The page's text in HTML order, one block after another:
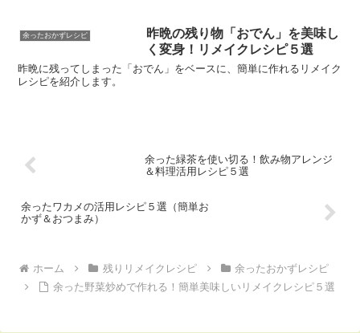
余ったおかずレシピ
昨晩の残り物「おでん」を美味し
く変身！リメイクレシピ５選
昨晩に残ってしまった「おでん」をベースに、簡単に作れるリメイク
レシピを紹介します。
余った緑茶を使い切る！飲み物アレンジ
＆料理活用レシピ５選
余ったワカメの活用レシピ５選（簡単お
かず＆おつまみ）
ホーム 残りリメイクレシピ
余ったおかずレシピ
余った野菜炒めで作れる！簡単美味しいリメイクレシピ５選